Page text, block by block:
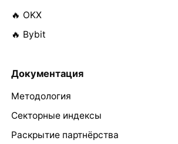
🔥 OKX
🔥 Bybit
Документация
Методология
Секторные индексы
Раскрытие партнёрства